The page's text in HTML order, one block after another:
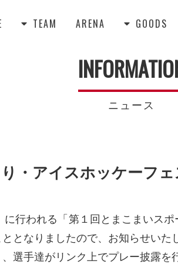
 TEAM ARENA  GOODS
ニュース
・アイスホッケーフ
行われる「第１回とまこまいス
となりましたので、お知らせいた
選手達がリンク上でプレー披露を